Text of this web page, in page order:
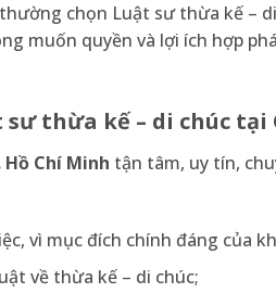
chọn Luật sư thừa kế –
muốn quyền và lợi ích hợp
thừa kế – di chúc tại
Hồ Chí Minh tận tâm, uy tín,
vì mục đích chính đáng của
về thừa kế – di chúc;